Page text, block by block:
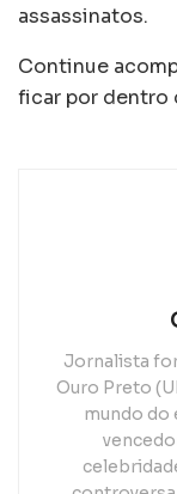
assassinatos.
Continue
ficar por dentro
Jornalista
Ouro Preto
mundo do